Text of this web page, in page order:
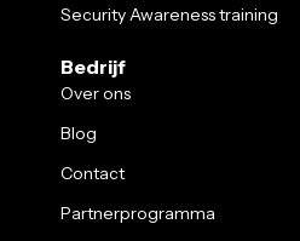
Security Awareness training
Bedrijf
Over ons
Blog
Contact
Partnerprogramma